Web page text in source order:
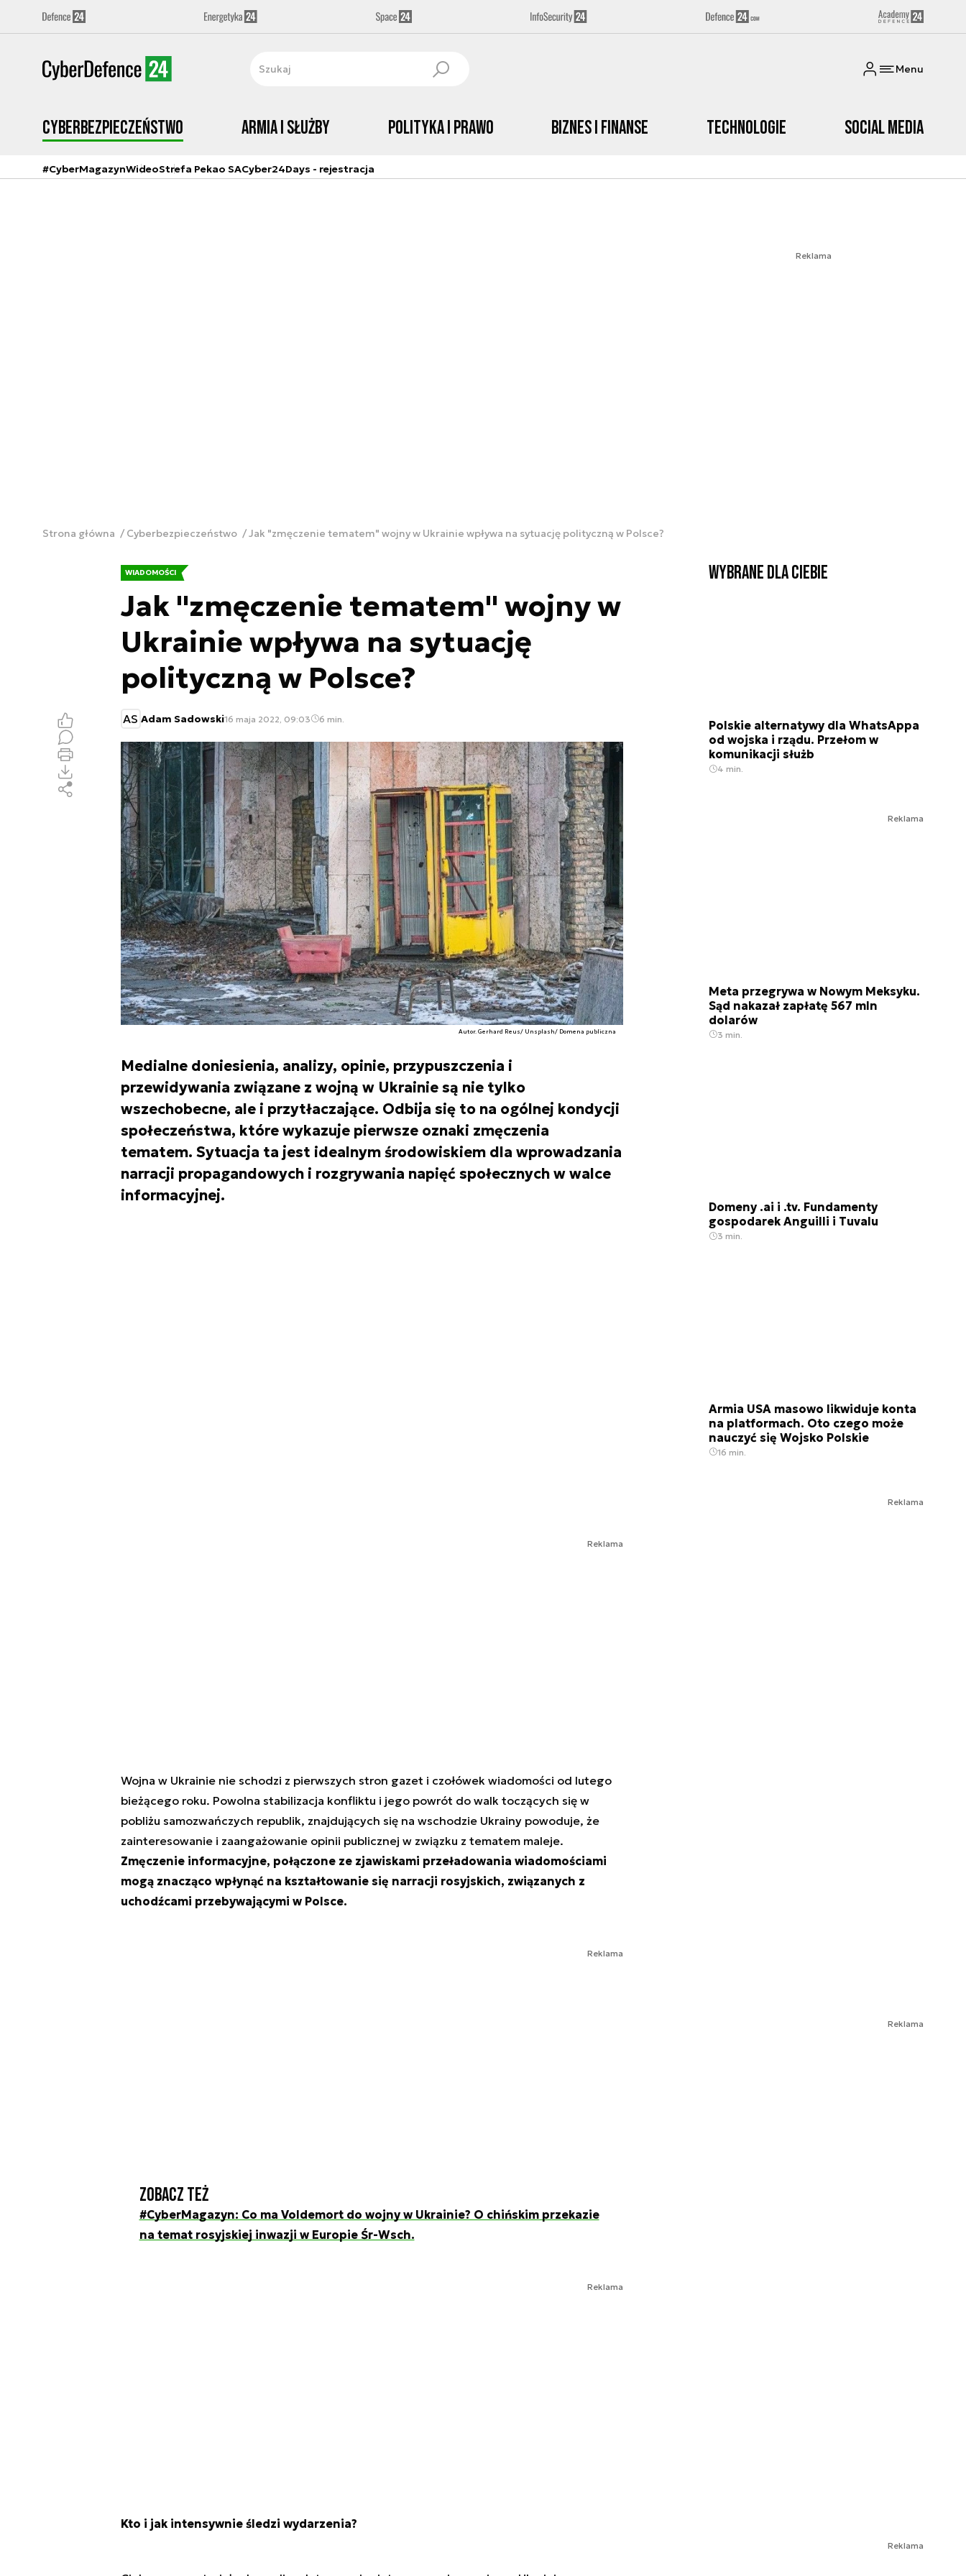
Menu
Cyberbezpieczeństwo Armia i Służby Polityka i prawo Biznes i Finanse Technologie Social media
#CyberMagazynWideoStrefa Pekao SACyber24Days - rejestracja
Reklama
Strona główna Cyberbezpieczeństwo Jak "zmęczenie tematem" wojny w Ukrainie wpływa na sytuację polityczną w Polsce?
WIADOMOŚCI
Jak "zmęczenie tematem" wojny w
Ukrainie wpływa na sytuację
polityczną w Polsce?
AS Adam Sadowski16 maja 2022, 09:03 6 min.
Autor. Gerhard Reus/ Unsplash/ Domena publiczna
Medialne doniesienia, analizy, opinie, przypuszczenia i
przewidywania związane z wojną w Ukrainie są nie tylko
wszechobecne, ale i przytłaczające. Odbija się to na ogólnej kondycji
społeczeństwa, które wykazuje pierwsze oznaki zmęczenia
tematem. Sytuacja ta jest idealnym środowiskiem dla wprowadzania
narracji propagandowych i rozgrywania napięć społecznych w walce
informacyjnej.
Reklama
Wojna w Ukrainie nie schodzi z pierwszych stron gazet i czołówek wiadomości od lutego
bieżącego roku. Powolna stabilizacja konfliktu i jego powrót do walk toczących się w
pobliżu samozwańczych republik, znajdujących się na wschodzie Ukrainy powoduje, że
zainteresowanie i zaangażowanie opinii publicznej w związku z tematem maleje.
Zmęczenie informacyjne, połączone ze zjawiskami przeładowania wiadomościami
mogą znacząco wpłynąć na kształtowanie się narracji rosyjskich, związanych z
uchodźcami przebywającymi w Polsce.
Reklama
Zobacz też
#CyberMagazyn: Co ma Voldemort do wojny w Ukrainie? O chińskim przekazie
na temat rosyjskiej inwazji w Europie Śr-Wsch.
Reklama
Kto i jak intensywnie śledzi wydarzenia?
Wybrane dla Ciebie
Polskie alternatywy dla WhatsAppa
od wojska i rządu. Przełom w
komunikacji służb
4 min.
Reklama
Meta przegrywa w Nowym Meksyku.
Sąd nakazał zapłatę 567 mln
dolarów
3 min.
Domeny .ai i .tv. Fundamenty
gospodarek Anguilli i Tuvalu
3 min.
Armia USA masowo likwiduje konta
na platformach. Oto czego może
nauczyć się Wojsko Polskie
16 min.
Reklama
Reklama
Reklama